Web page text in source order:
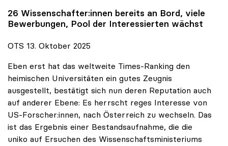
26 Wissenschafter:innen bereits an Bord, viele
Bewerbungen, Pool der Interessierten wächst
OTS 13. Oktober 2025
Eben erst hat das weltweite Times-Ranking den
heimischen Universitäten ein gutes Zeugnis
ausgestellt, bestätigt sich nun deren Reputation auch
auf anderer Ebene: Es herrscht reges Interesse von
US-Forscher:innen, nach Österreich zu wechseln. Das
ist das Ergebnis einer Bestandsaufnahme, die die
uniko auf Ersuchen des Wissenschaftsministeriums